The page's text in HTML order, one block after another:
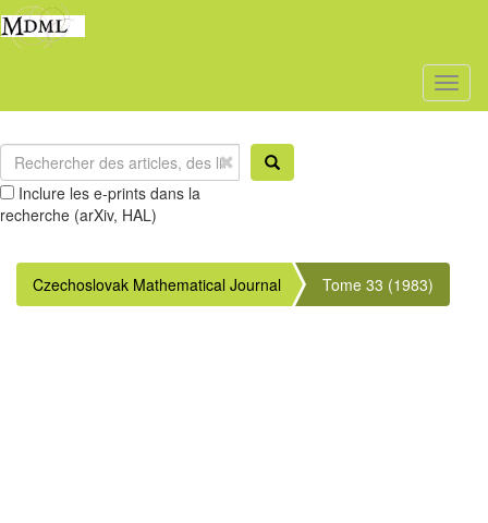
Inclure les e-prints dans la
recherche (arXiv, HAL)
Czechoslovak Mathematical Journal Tome 33 (1983)